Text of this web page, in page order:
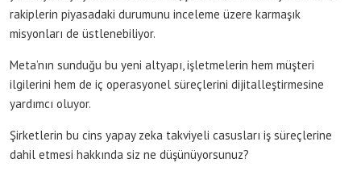
rakiplerin piyasadaki durumunu inceleme üzere karmaşık
misyonları de üstlenebiliyor.
Meta’nın sunduğu bu yeni altyapı, işletmelerin hem müşteri
ilgilerini hem de iç operasyonel süreçlerini dijitalleştirmesine
yardımcı oluyor.
Şirketlerin bu cins yapay zeka takviyeli casusları iş süreçlerine
dahil etmesi hakkında siz ne düşünüyorsunuz?